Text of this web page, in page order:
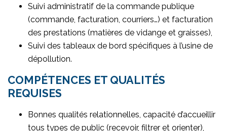
Suivi administratif de la commande publique
(commande, facturation, courriers…) et facturation
des prestations (matières de vidange et graisses),
Suivi des tableaux de bord spécifiques à l’usine de
dépollution.
COMPÉTENCES ET QUALITÉS
REQUISES
Bonnes qualités relationnelles, capacité d’accueillir
tous types de public (recevoir, filtrer et orienter),